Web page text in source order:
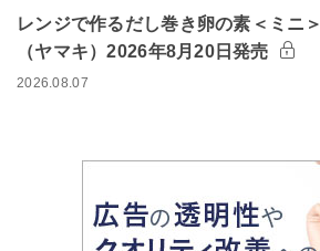
レンジで作るだし巻き卵の素＜ミニ＞
（ヤマキ）2026年8月20日発売
2026.08.07